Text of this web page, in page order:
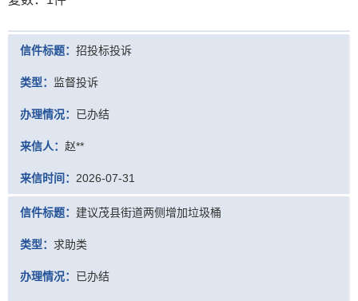
信件标题： 招投标投诉
类型： 监督投诉
办理情况： 已办结
来信人： 赵**
来信时间： 2026-07-31
信件标题： 建议茂县街道两侧增加垃圾桶
类型： 求助类
办理情况： 已办结